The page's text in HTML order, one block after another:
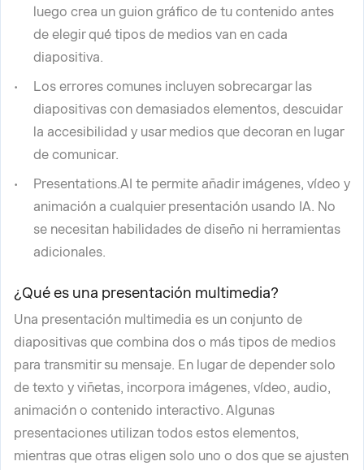
luego crea un guion gráfico de tu contenido antes
de elegir qué tipos de medios van en cada
diapositiva.
Los errores comunes incluyen sobrecargar las
diapositivas con demasiados elementos, descuidar
la accesibilidad y usar medios que decoran en lugar
de comunicar.
Presentations.AI te permite añadir imágenes, vídeo y
animación a cualquier presentación usando IA. No
se necesitan habilidades de diseño ni herramientas
adicionales.
¿Qué es una presentación multimedia?
Una presentación multimedia es un conjunto de
diapositivas que combina dos o más tipos de medios
para transmitir su mensaje. En lugar de depender solo
de texto y viñetas, incorpora imágenes, vídeo, audio,
animación o contenido interactivo. Algunas
presentaciones utilizan todos estos elementos,
mientras que otras eligen solo uno o dos que se ajusten